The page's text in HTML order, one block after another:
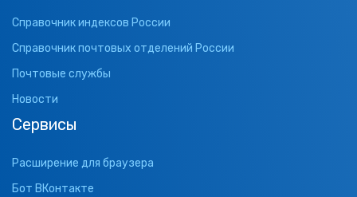
Справочник индексов России
Справочник почтовых отделений России
Почтовые службы
Новости
Сервисы
Расширение для браузера
Бот ВКонтакте